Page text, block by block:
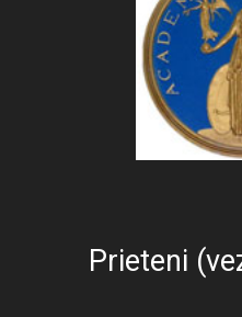
Prieteni